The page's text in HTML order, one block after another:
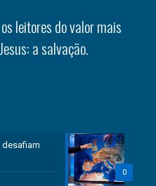
leitores do valor mais
a salvação.
0